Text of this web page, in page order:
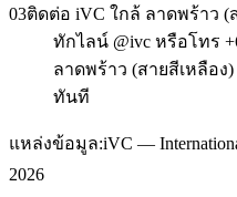
03ติดต่อ iVC ใกล้ ลาดพร้าว (
ทักไลน์ @ivc หรือโทร
ลาดพร้าว (สายสีเหลือ
ทันที
แหล่งข้อมูล:iVC —
2026